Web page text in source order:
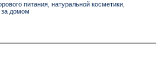
питания, натуральной косметики,
за домом